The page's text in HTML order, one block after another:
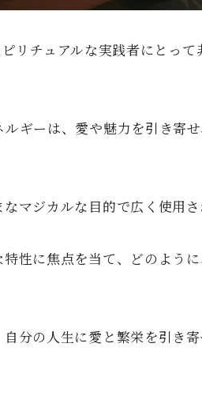
リチュアルな実践者にとって
ギーは、愛や魅力を引き寄
マジカルな目的で広く使用さ
性に焦点を当て、どのよう
分の人生に愛と繁栄を引き